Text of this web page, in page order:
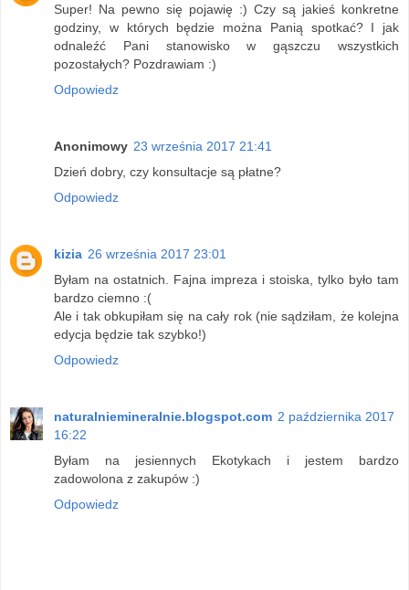
Super! Na pewno się pojawię :) Czy są jakieś konkretne
godziny, w których będzie można Panią spotkać? I jak
odnaleźć Pani stanowisko w gąszczu wszystkich
pozostałych? Pozdrawiam :)
Odpowiedz
Anonimowy 23 września 2017 21:41
Dzień dobry, czy konsultacje są płatne?
Odpowiedz
kizia 26 września 2017 23:01
Byłam na ostatnich. Fajna impreza i stoiska, tylko było tam
bardzo ciemno :(
Ale i tak obkupiłam się na cały rok (nie sądziłam, że kolejna
edycja będzie tak szybko!)
Odpowiedz
naturalniemineralnie.blogspot.com 2 października 2017
16:22
Byłam na jesiennych Ekotykach i jestem bardzo
zadowolona z zakupów :)
Odpowiedz